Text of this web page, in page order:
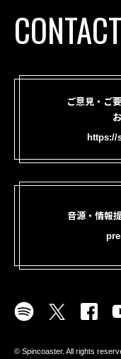
CONTACT
ご意見・ご
https://
音源・情報
©︎ Spincoaster. All rights